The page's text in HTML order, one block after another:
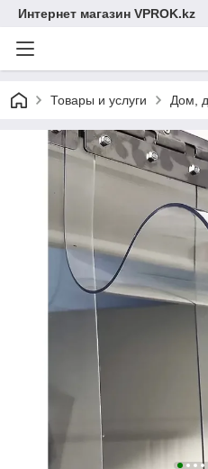
Интернет магазин VPROK.kz
Товары и услуги Дом,